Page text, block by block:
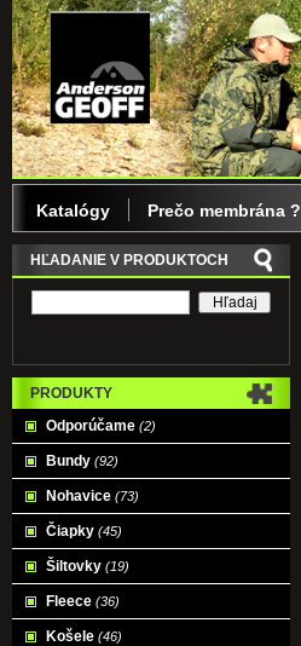
HĽADANIE V PRODUKTOCH
PRODUKTY
Odporúčame (2)
Bundy (92)
Nohavice (73)
Čiapky (45)
Šiltovky (19)
Fleece (36)
Košele (46)
Katalógy Prečo membrána ?